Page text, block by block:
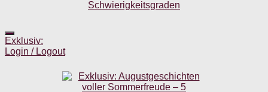
Exklusiv:
Login / Logout